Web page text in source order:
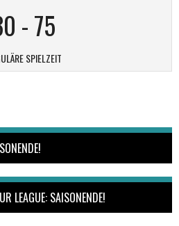
-75
SPIELZEIT
LEAGUE: SAISONENDE!